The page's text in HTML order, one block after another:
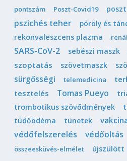
pontszám
Poszt-Covid19
pszichés teher
pöröly és
rekonvaleszcens plazma
SARS-CoV-2 sebészi maszk
szoptatás szövetmaszk
sürgősségi telemedicina
tesztelés Tomas Pueyo
trombotikus szövődmények
tüdőödéma
tünetek
védőfelszerelés védőoltás
összeesküvés-elmélet újszülött